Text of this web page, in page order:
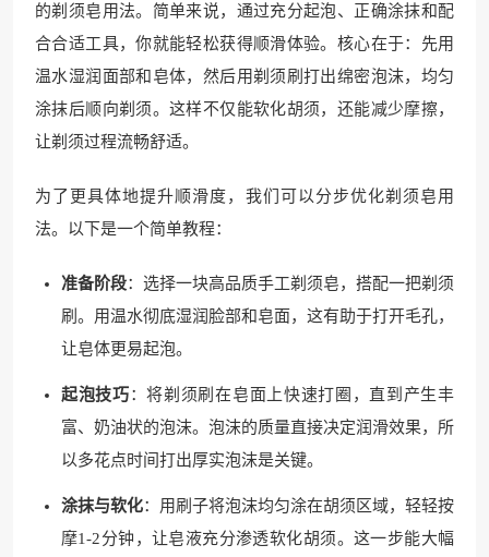
的剃须皂用法。简单来说，通过充分起泡、正确涂抹和配
合合适工具，你就能轻松获得顺滑体验。核心在于：先用
温水湿润面部和皂体，然后用剃须刷打出绵密泡沫，均匀
涂抹后顺向剃须。这样不仅能软化胡须，还能减少摩擦，
让剃须过程流畅舒适。
为了更具体地提升顺滑度，我们可以分步优化剃须皂用
法。以下是一个简单教程：
准备阶段：选择一块高品质手工剃须皂，搭配一把剃须
刷。用温水彻底湿润脸部和皂面，这有助于打开毛孔，
让皂体更易起泡。
起泡技巧：将剃须刷在皂面上快速打圈，直到产生丰
富、奶油状的泡沫。泡沫的质量直接决定润滑效果，所
以多花点时间打出厚实泡沫是关键。
涂抹与软化：用刷子将泡沫均匀涂在胡须区域，轻轻按
摩1-2分钟，让皂液充分渗透软化胡须。这一步能大幅